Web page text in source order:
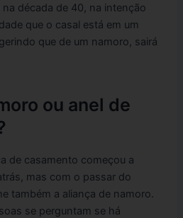
década de 40, na intenção
que o casal está em um
que de um namoro, sairá
ou anel de
de casamento começou a
mas com o passar do
também a aliança de namoro.
se perguntam se há